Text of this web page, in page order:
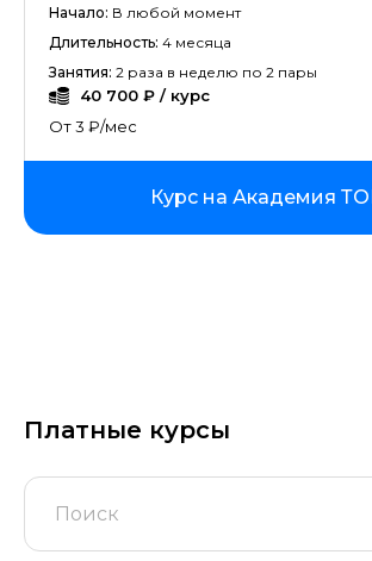
Начало: В любой момент
Длительность: 4 месяца
Занятия: 2 раза в неделю по 2 пары
40 700 ₽ / курс
От 3 ₽/мес
Курс на Академия
Платные курсы